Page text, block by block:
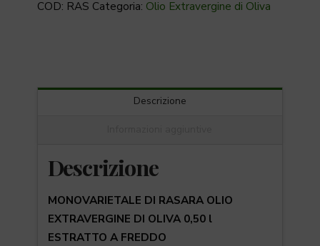
COD: RAS Categoria: Olio Extravergine di Oliva
Descrizione
Descrizione
MONOVARIETALE DI RASARA OLIO
EXTRAVERGINE DI OLIVA 0,50 l
ESTRATTO A FREDDO